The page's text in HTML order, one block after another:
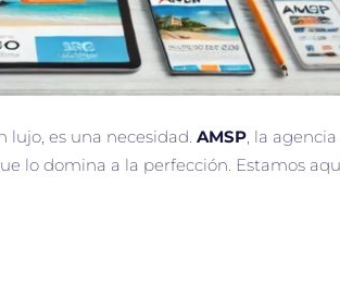
es una necesidad. AMSP, la
lo domina a la perfección. Estamos